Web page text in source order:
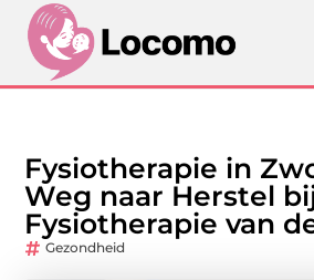
Fysiotherapie in
Weg naar Herstel
Fysiotherapie van
Gezondheid